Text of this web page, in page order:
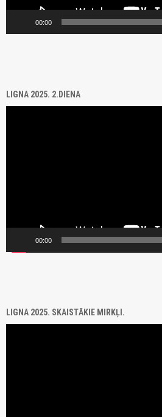
00:00
LIGNA 2025. 2.DIENA
00:00
LIGNA 2025. SKAISTĀKIE MIRKĻI.